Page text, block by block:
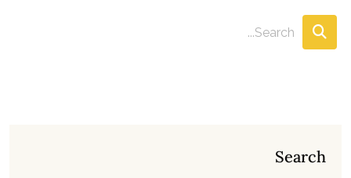
Search